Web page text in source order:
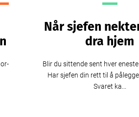
Når sjefen
dra hjem
Blir du sittende sent hver
Har sjefen din rett til å
Svaret ka...